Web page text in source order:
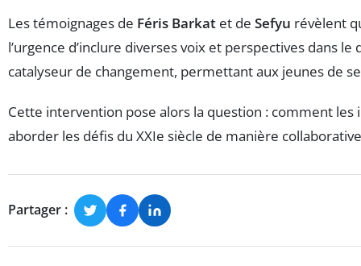
Les témoignages de Féris Barkat et de Sefyu révèlent
l’urgence d’inclure diverses voix et perspectives dans
catalyseur de changement, permettant aux jeunes de
Cette intervention pose alors la question : comment
aborder les défis du XXIe siècle de manière
Partager :